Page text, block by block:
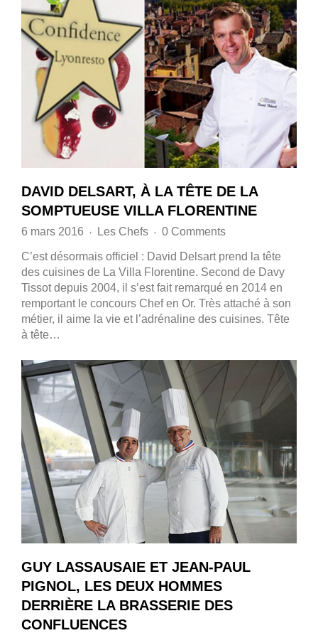
DAVID DELSART, À LA TÊTE DE LA
SOMPTUEUSE VILLA FLORENTINE
6 mars 2016 ♦ Les Chefs ♦ 0 Comments
C’est désormais officiel : David Delsart prend la tête
des cuisines de La Villa Florentine. Second de Davy
Tissot depuis 2004, il s’est fait remarqué en 2014 en
remportant le concours Chef en Or. Très attaché à son
métier, il aime la vie et l’adrénaline des cuisines. Tête
à tête…
GUY LASSAUSAIE ET JEAN-PAUL
PIGNOL, LES DEUX HOMMES
DERRIÈRE LA BRASSERIE DES
CONFLUENCES